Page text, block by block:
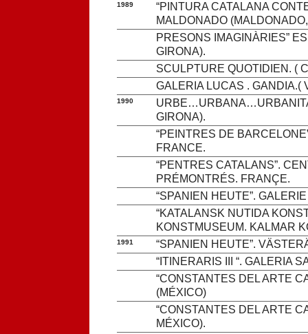
1989
“PINTURA CATALANA
MALDONADO
PRESONS IMAGINÀRIES”
GIRONA).
SCULPTURE QUOTIDIEN. (
GALERIA LUCAS . GANDIA.(
1990
GIRONA).
“PEINTRES DE
FRANCE.
“PENTRES CATALANS”.
PRÉMONTRÉS. FRANÇE.
“SPANIEN HEUTE”.
“KATALANSK NUTIDA
KONSTMUSEUM. KALMAR
1991
“SPANIEN HEUTE”.
“ITINERARIS III “. GALERIA
“CONSTANTES DEL ARTE
(MÉXICO)
“CONSTANTES DEL ARTE
MÉXICO).